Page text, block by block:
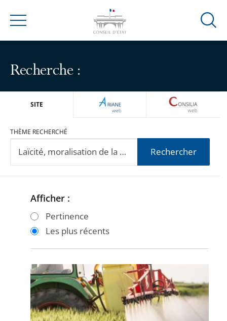
Menu
Ouvrir
Recherche :
SITE ARIANEWEB
THÈME RECHERCHÉ
Rechercher
Passer
filtres
après
Passer
filtres
avant
Afficher :
Pertinence
Les plus récents
Réglementation
de
l'usage
des